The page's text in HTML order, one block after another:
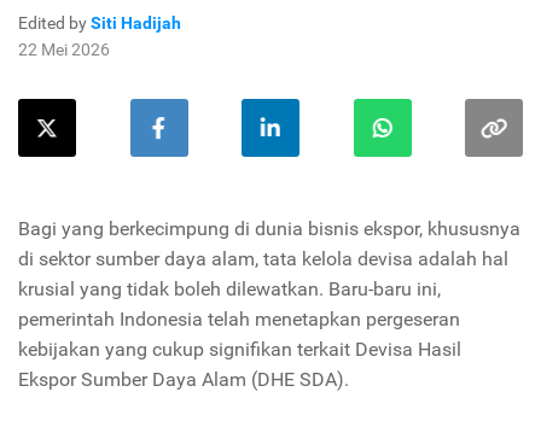
Edited bySiti Hadijah
22 Mei 2026
Bagi yang berkecimpung di dunia bisnis ekspor, khususnya
di sektor sumber daya alam, tata kelola devisa adalah hal
krusial yang tidak boleh dilewatkan. Baru-baru ini,
pemerintah Indonesia telah menetapkan pergeseran
kebijakan yang cukup signifikan terkait Devisa Hasil
Ekspor Sumber Daya Alam (DHE SDA).